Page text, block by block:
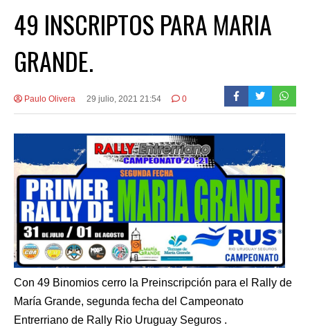
49 INSCRIPTOS PARA MARIA
GRANDE.
Paulo Olivera 29 julio, 2021 21:54 0
Con 49 Binomios cerro la Preinscripción para el Rally de
María Grande, segunda fecha del Campeonato
Entrerriano de Rally Rio Uruguay Seguros .